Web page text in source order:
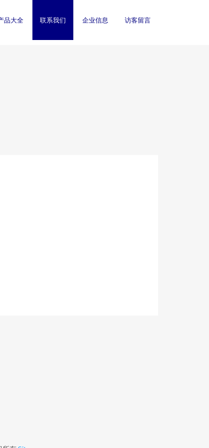
品大全 联系我们 企业信息 访客留言